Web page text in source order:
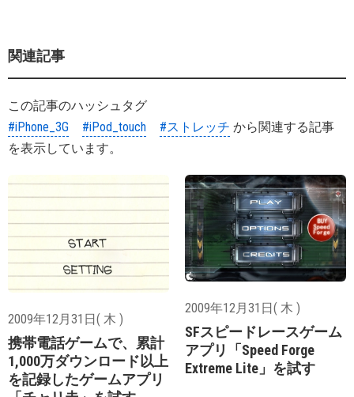
関連記事
この記事のハッシュタグ
#iPhone_3G
#iPod_touch #ストレッチ から関連する記事
を表示しています。
2009年12月31日( 木 )
携帯電話ゲームで、累計
1,000万ダウンロード以上
を記録したゲームアプリ
2009年12月31日( 木 )
SFスピードレースゲーム
アプリ「Speed Forge
Extreme Lite」を試す